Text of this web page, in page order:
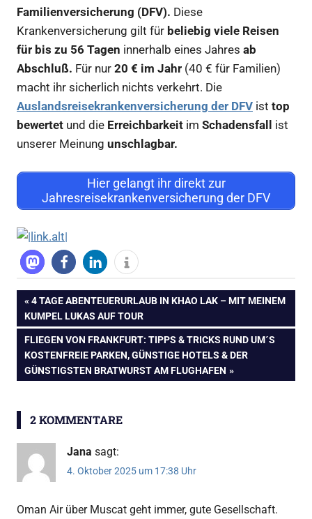
Familienversicherung (DFV). Diese
Krankenversicherung gilt für beliebig viele Reisen
für bis zu 56 Tagen innerhalb eines Jahres ab
Abschluß. Für nur 20 € im Jahr (40 € für Familien)
macht ihr sicherlich nichts verkehrt. Die
Auslandsreisekrankenversicherung der DFV ist top
bewertet und die Erreichbarkeit im Schadensfall ist
unserer Meinung unschlagbar.
Hier gelangt ihr direkt zur
Jahresreisekrankenversicherung der DFV
Beitragsnavigation
VORHERIGER
BEITRAG:
4 TAGE ABENTEUERURLAUB IN KHAO LAK – MIT MEINEM
KUMPEL LUKAS AUF TOUR
NÄCHSTER
BEITRAG:
FLIEGEN VON FRANKFURT: TIPPS & TRICKS RUND UM´S
KOSTENFREIE PARKEN, GÜNSTIGE HOTELS & DER
GÜNSTIGSTEN BRATWURST AM FLUGHAFEN
2 KOMMENTARE
Jana sagt:
4. Oktober 2025 um 17:38 Uhr
Oman Air über Muscat geht immer, gute Gesellschaft.